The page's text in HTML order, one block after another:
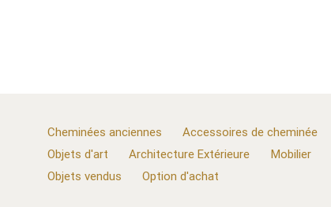
Cheminées anciennes Accessoires de cheminée
Objets d'art
Architecture Extérieure Mobilier
Objets vendus
Option d'achat